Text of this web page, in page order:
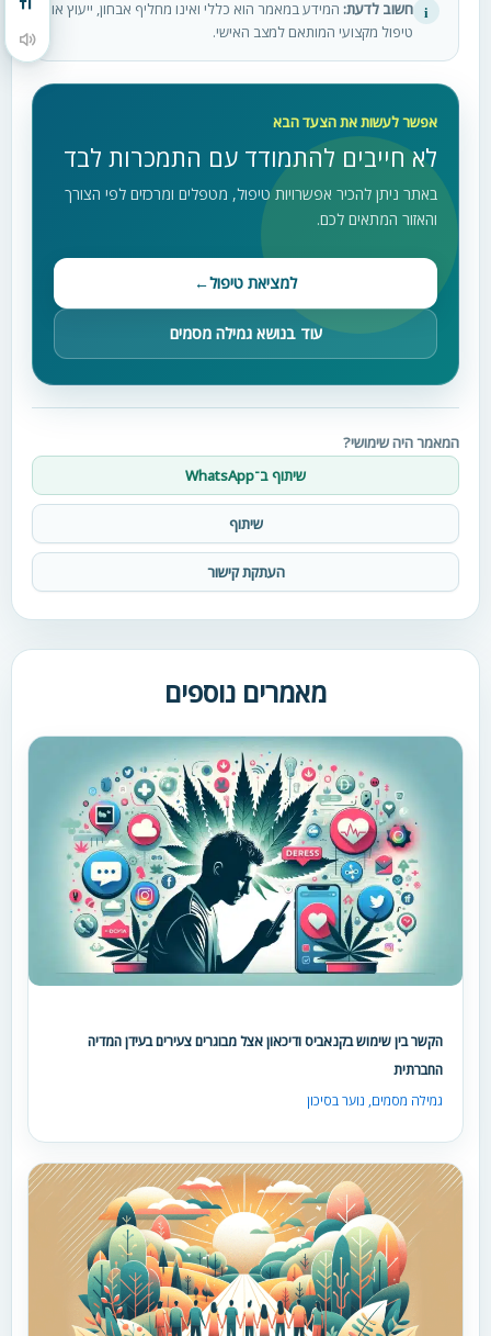
מתג גודל גופן
הקראת תוכן העמוד
i חשוב לדעת: המידע במאמר הוא כללי ואינו מחליף אבחון, ייעוץ או
טיפול מקצועי המותאם למצב האישי.
אפשר לעשות את הצעד הבא
לא חייבים להתמודד עם התמכרות לבד
באתר ניתן להכיר אפשרויות טיפול, מטפלים ומרכזים לפי הצורך
והאזור המתאים לכם.
למציאת טיפול←
עוד בנושא גמילה מסמים
המאמר היה שימושי?
שיתוף ב־WhatsApp
שיתוף
העתקת קישור
מאמרים נוספים
הקשר בין שימוש בקנאביס ודיכאון אצל מבוגרים צעירים בעידן המדיה
החברתית
גמילה מסמים, נוער בסיכון